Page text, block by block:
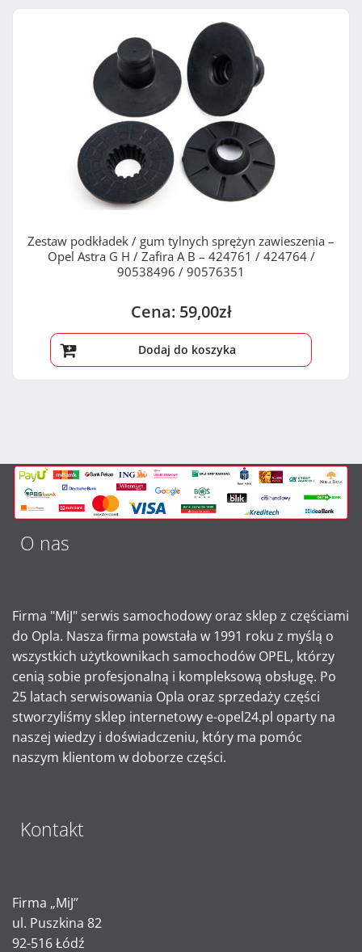
Zestaw podkładek / gum tylnych sprężyn zawieszenia –
Opel Astra G H / Zafira A B – 424761 / 424764 /
90538496 / 90576351
59,00zł
Dodaj do koszyka
O nas
Firma "MiJ" serwis samochodowy oraz sklep z częściami
do Opla. Nasza firma powstała w 1991 roku z myślą o
wszystkich użytkownikach samochodów OPEL, którzy
cenią sobie profesjonalną i kompleksową obsługę. Po
25 latach serwisowania Opla oraz sprzedaży części
stworzyliśmy sklep internetowy e-opel24.pl oparty na
naszej wiedzy i doświadczeniu, który ma pomóc
naszym klientom w doborze części.
Kontakt
Firma „MiJ”
ul. Puszkina 82
92-516 Łódź